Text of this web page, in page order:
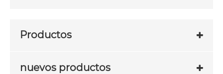
Productos
nuevos productos